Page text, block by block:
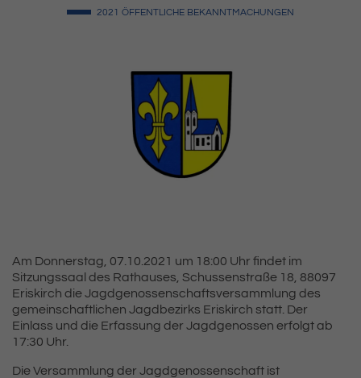
2021 ÖFFENTLICHE BEKANNTMACHUNGEN
Am Donnerstag, 07.10.2021 um 18:00 Uhr findet im
Sitzungssaal des Rathauses, Schussenstraße 18, 88097
Eriskirch die Jagdgenossenschaftsversammlung des
gemeinschaftlichen Jagdbezirks Eriskirch statt. Der
Einlass und die Erfassung der Jagdgenossen erfolgt ab
17:30 Uhr.
Die Versammlung der Jagdgenossenschaft ist